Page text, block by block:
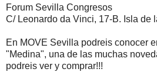
Forum Sevilla Congresos
C/ Leonardo da Vinci, 17-B. Isla de
En MOVE Sevilla podreis conocer
"Medina", una de las muchas
podreis ver y comprar!!!